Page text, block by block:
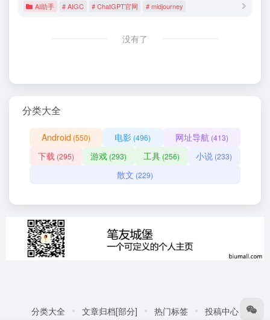
AI助手 # AIGC # ChatGPT官网 # midjourney
没有了
分类大全
Android (550) 电影 (496) 网址导航 (413)
下载 (295) 游戏 (293) 工具(256) 小说 (233)
散文 (229)
分类大全 文章归档[部分] 热门标签 投稿中心